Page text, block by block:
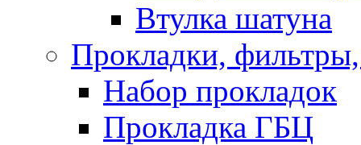
Втулка шатуна
Прокладки,
Набор прокладок
Прокладка ГБЦ